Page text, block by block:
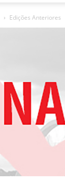
Edições Anteriores